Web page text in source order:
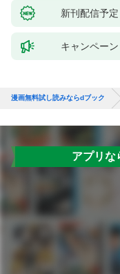
新刊配信予定
キャンペーン
漫画無料試し読みならdブック
アプリな